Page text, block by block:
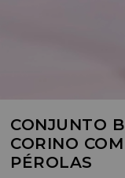
CONJUNTO
CORINO
PÉROLAS